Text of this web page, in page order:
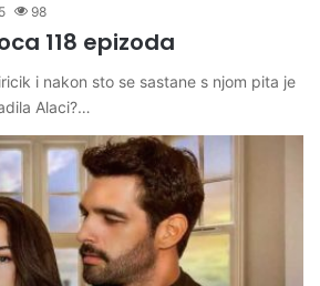
98
118 epizoda
i nakon sto se sastane s njom pita je
Alaci?…